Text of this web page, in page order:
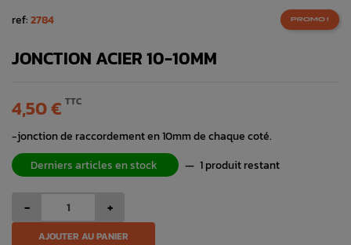
ref:2784 PROMO !
JONCTION ACIER 10-10MM
4,50 € TTC
-jonction de raccordement en 10mm de chaque coté.
Derniers articles en stock
— 1 produit restant
- +
AJOUTER AU PANIER